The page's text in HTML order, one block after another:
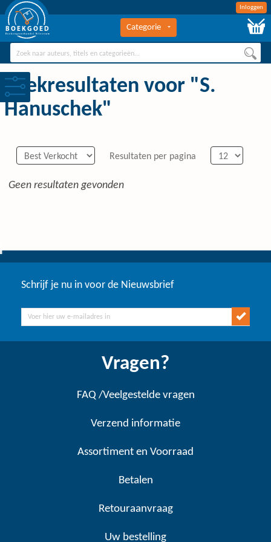
Inloggen
BOEKGOED
Boekengroothandel Hilversum
Categorie
Zoekresultaten voor "S.
Hanuschek"
Resultaten per pagina
Geen resultaten gevonden
Schrijf je nu in voor de Nieuwsbrief
Vragen?
FAQ /Veelgestelde vragen
Verzend informatie
Assortiment en Voorraad
Betalen
Retouraanvraag
Uw bestelling